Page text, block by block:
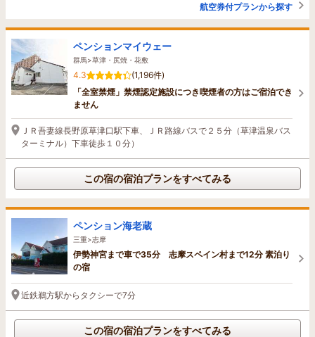
航空券付プランから探す
ペンションマイウェー
群馬>草津・尻焼・花敷
4.3
(1,196件)
「全室禁煙」禁煙認定施設につき喫煙者の方はご宿泊でき
ません
ＪＲ吾妻線長野原草津口駅下車、ＪＲ路線バスで２５分（草津温泉バス
ターミナル）下車徒歩１０分）
この宿の宿泊プランをすべてみる
ペンション海老蔵
三重>志摩
伊勢神宮まで車で35分 志摩スペイン村まで12分 素泊り
の宿
近鉄鵜方駅からタクシーで7分
この宿の宿泊プランをすべてみる